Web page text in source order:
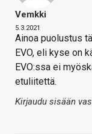
Vemkki
5.3.2021
Ainoa puolustus
EVO, eli kyse on
EVO:ssa ei
etuliitettä.
Kirjaudu sisään